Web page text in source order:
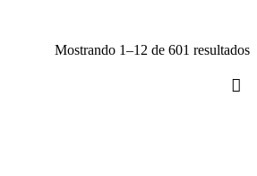
Mostrando 1–12 de 601 resultados